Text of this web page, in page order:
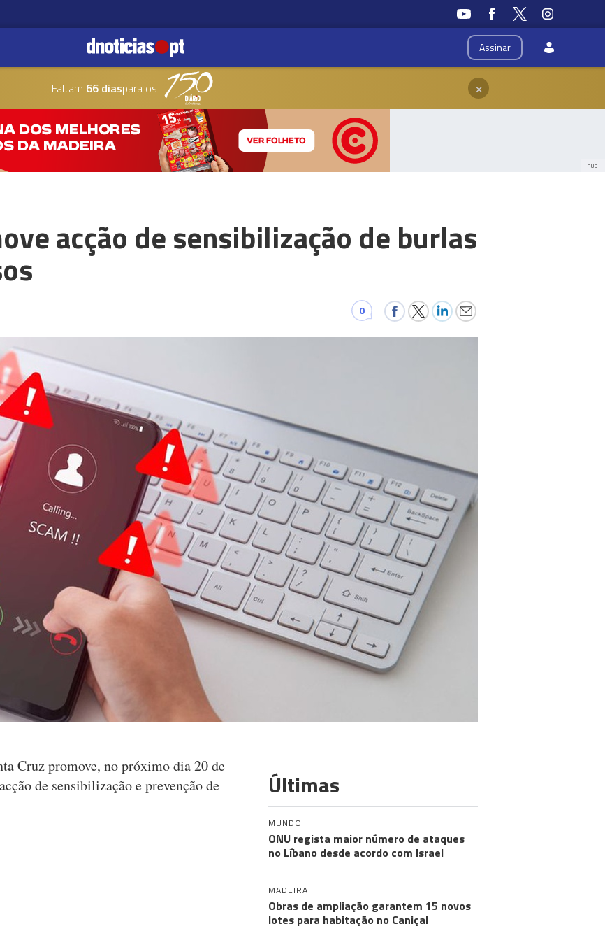
Assinar
Faltam 66 diaspara os ×
PUB
acção de sensibilização de burlas
0
Cruz promove, no próximo dia 20 de
de sensibilização e prevenção de
Últimas
MUNDO
ONU regista maior número de ataques
no Líbano desde acordo com Israel
MADEIRA
Obras de ampliação garantem 15 novos
lotes para habitação no Caniçal